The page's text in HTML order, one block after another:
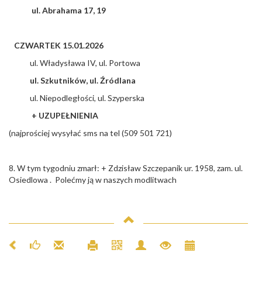
ul. Abrahama 17, 19
CZWARTEK 15.01.2026
ul. Władysława IV, ul. Portowa
ul. Szkutników, ul. Źródlana
ul. Niepodległości, ul. Szyperska
+ UZUPEŁNIENIA
(najprościej wysyłać sms na tel (509 501 721)
8. W tym tygodniu zmarł: + Zdzisław Szczepanik ur. 1958, zam. ul.
Osiedlowa . Polećmy ją w naszych modlitwach